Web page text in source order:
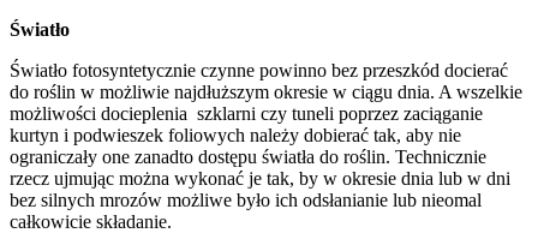
Światło
Światło fotosyntetycznie czynne powinno bez przeszkód docierać
do roślin w możliwie najdłuższym okresie w ciągu dnia. A wszelkie
możliwości docieplenia szklarni czy tuneli poprzez zaciąganie
kurtyn i podwieszek foliowych należy dobierać tak, aby nie
ograniczały one zanadto dostępu światła do roślin. Technicznie
rzecz ujmując można wykonać je tak, by w okresie dnia lub w dni
bez silnych mrozów możliwe było ich odsłanianie lub nieomal
całkowicie składanie.